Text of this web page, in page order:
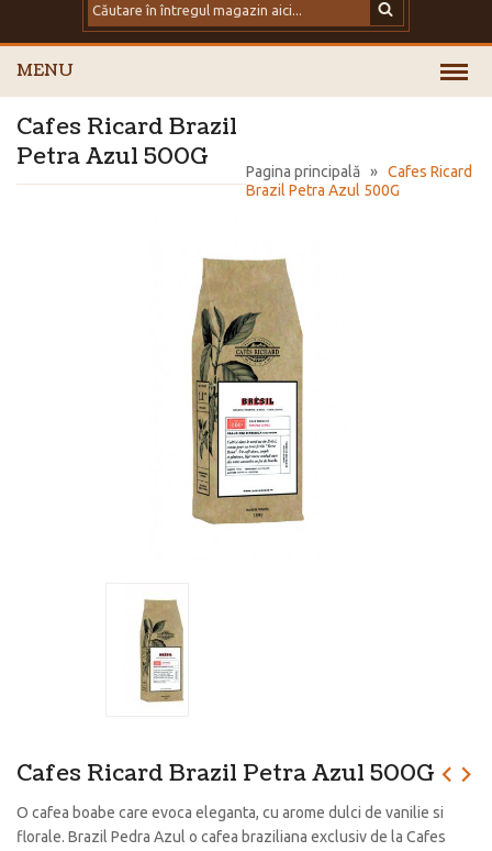
MENU
Pagina principală » Cafes Ricard
Brazil Petra Azul 500G
Cafes Ricard Brazil
Petra Azul 500G
Cafes Ricard Brazil Petra Azul 500G
O cafea boabe care evoca eleganta, cu arome dulci de vanilie si
florale. Brazil Pedra Azul o cafea braziliana exclusiv de la Cafes